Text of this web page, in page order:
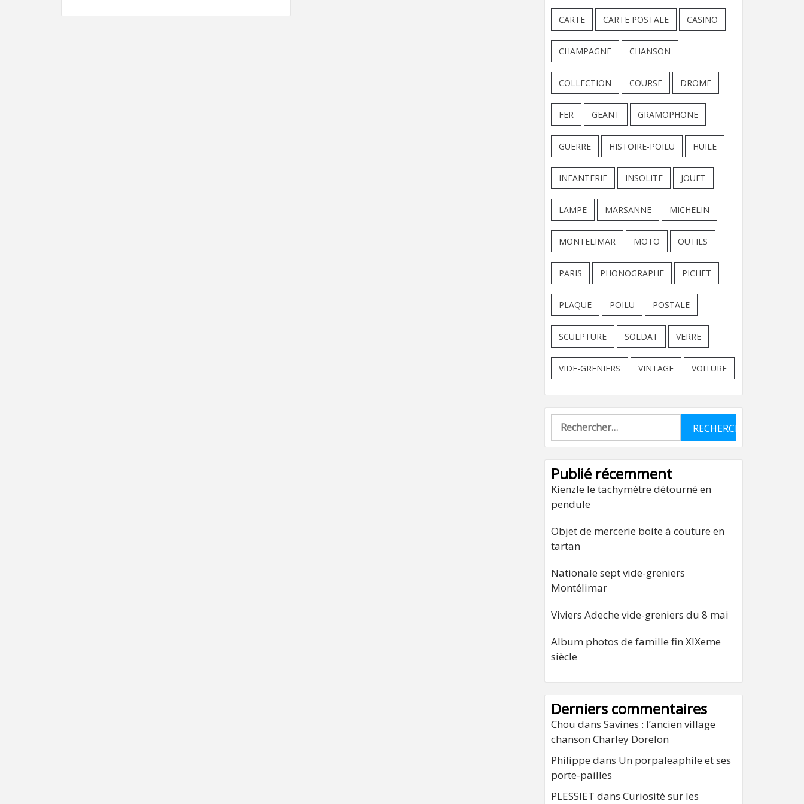
CARTE CARTE POSTALE CASINO
CHAMPAGNE CHANSON
COLLECTION COURSE DROME
FER GEANT GRAMOPHONE
GUERRE HISTOIRE-POILU HUILE
INFANTERIE INSOLITE JOUET
LAMPE MARSANNE MICHELIN
MONTELIMAR MOTO OUTILS
PARIS PHONOGRAPHE PICHET
PLAQUE POILU POSTALE
SCULPTURE SOLDAT VERRE
VIDE-GRENIERS VINTAGE VOITURE
Rechercher :
Publié récemment
Kienzle le tachymètre détourné en
pendule
Objet de mercerie boite à couture en
tartan
Nationale sept vide-greniers
Montélimar
Viviers Adeche vide-greniers du 8 mai
Album photos de famille fin XIXeme
siècle
Derniers commentaires
Chou dans Savines : l’ancien village
chanson Charley Dorelon
Philippe dans Un porpaleaphile et ses
porte-pailles
PLESSIET dans Curiosité sur les